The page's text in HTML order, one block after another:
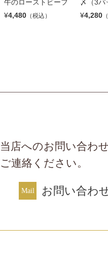
牛のローストビーフ
¥4,480 （税込）
〆（3パ
¥4,280
当店へのお問い合わ
ご連絡ください。
お問い合わ